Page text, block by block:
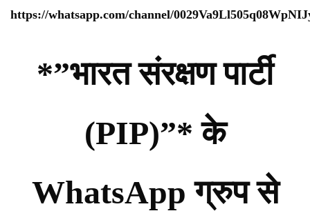
https://whatsapp.com/channel/
*”भारत संरक्षण पार्टी
(PIP)”* के
WhatsApp ग्रुप से